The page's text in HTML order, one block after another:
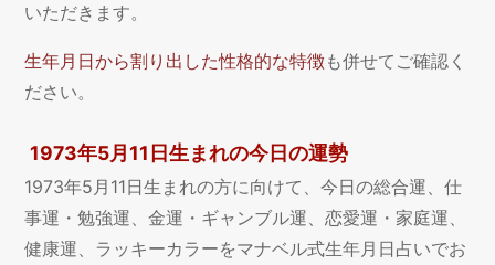
いただきます。
生年月日から割り出した性格的な特徴も併せてご確認く
ださい。
1973年5月11日生まれの今日の運勢
1973年5月11日生まれの方に向けて、今日の総合運、仕
事運・勉強運、金運・ギャンブル運、恋愛運・家庭運、
健康運、ラッキーカラーをマナベル式生年月日占いでお